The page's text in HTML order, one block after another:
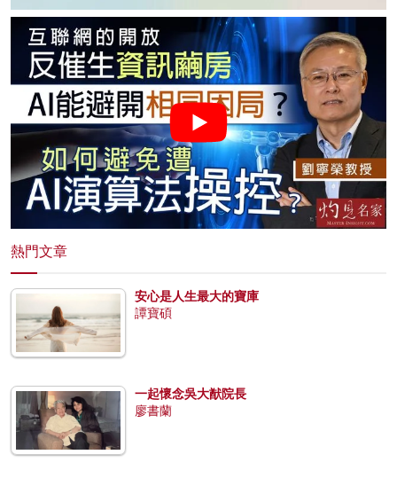
熱門文章
安心是人生最大的寶庫
譚寶碩
一起懷念吳大猷院長
廖書蘭